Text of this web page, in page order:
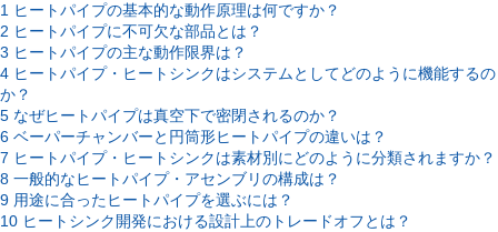
1 ヒートパイプの基本的な動作原理は何ですか？
2 ヒートパイプに不可欠な部品とは？
3 ヒートパイプの主な動作限界は？
4 ヒートパイプ・ヒートシンクはシステムとしてどのように機能するの
か？
5 なぜヒートパイプは真空下で密閉されるのか？
6 ベーパーチャンバーと円筒形ヒートパイプの違いは？
7 ヒートパイプ・ヒートシンクは素材別にどのように分類されますか？
8 一般的なヒートパイプ・アセンブリの構成は？
9 用途に合ったヒートパイプを選ぶには？
10 ヒートシンク開発における設計上のトレードオフとは？